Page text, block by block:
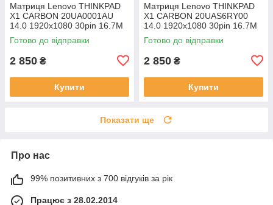
Матриця Lenovo THINKPAD
X1 CARBON 20UA0001AU
14.0 1920x1080 30pin 16.7M
45% NTSC 300 cd/m² для
ноутбука
Готово до відправки
2 850 ₴
Купити
Матриця Lenovo THINKPAD
X1 CARBON 20UAS6RY00
14.0 1920x1080 30pin 16.7M
45% NTSC 300 cd/m² для
ноутбука
Готово до відправки
2 850 ₴
Купити
Показати ще
Про нас
99% позитивних з 700 відгуків за рік
Працює з 28.02.2014